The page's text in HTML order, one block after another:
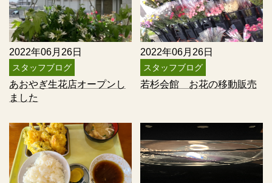
2022年06月26日
スタッフブログ
あおやぎ生花店オープンし
ました
2022年06月26日
スタッフブログ
若杉会館 お花の移動販売